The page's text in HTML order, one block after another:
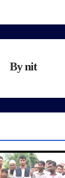
Bynit